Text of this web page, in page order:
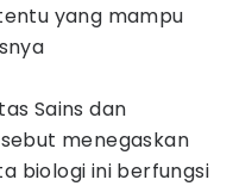
yang mampu
Sains dan
menegaskan
biologi ini berfungsi